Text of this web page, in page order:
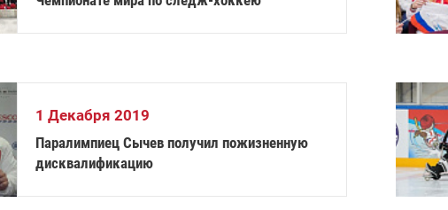
1 Декабря 2019
Паралимпиец Сычев получил пожизненную
дисквалификацию